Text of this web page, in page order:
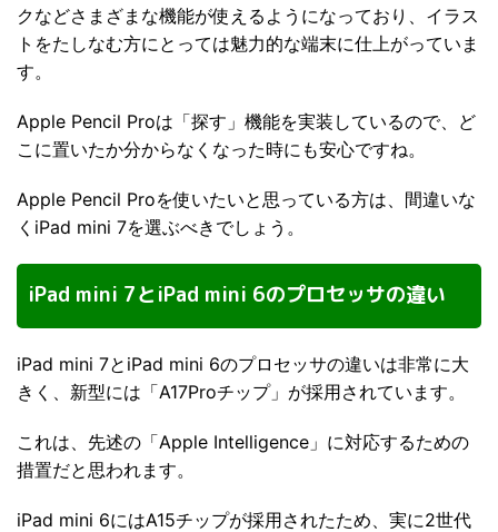
クなどさまざまな機能が使えるようになっており、イラス
トをたしなむ方にとっては魅力的な端末に仕上がっていま
す。
Apple Pencil Proは「探す」機能を実装しているので、ど
こに置いたか分からなくなった時にも安心ですね。
Apple Pencil Proを使いたいと思っている方は、間違いな
くiPad mini 7を選ぶべきでしょう。
iPad mini 7とiPad mini 6のプロセッサの違い
iPad mini 7とiPad mini 6のプロセッサの違いは非常に大
きく、新型には「A17Proチップ」が採用されています。
これは、先述の「Apple Intelligence」に対応するための
措置だと思われます。
iPad mini 6にはA15チップが採用されたため、実に2世代